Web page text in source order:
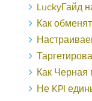
LuckyГайд на
Как обменять
Настраиваем
Таргетированная
Как Черная пятница во
Не KPI